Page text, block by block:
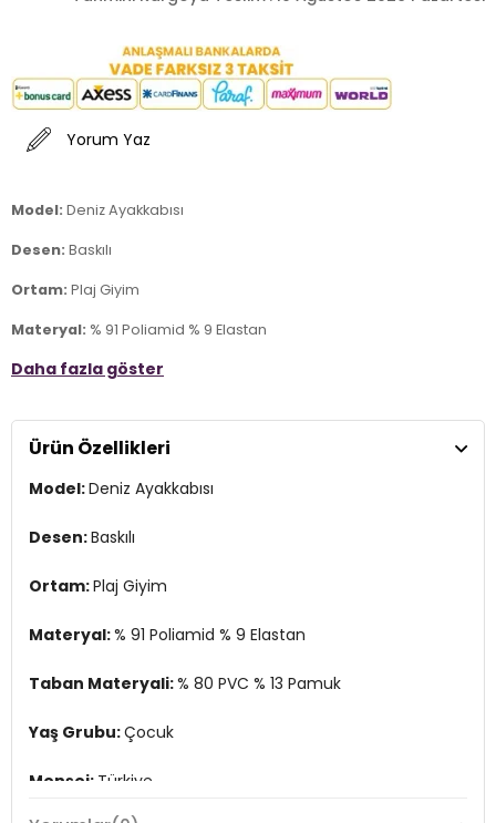
Yorum Yaz
Model: Deniz Ayakkabısı
Desen: Baskılı
Ortam: Plaj Giyim
Materyal: % 91 Poliamid % 9 Elastan
Taban Materyali:% 80 PVC % 13 Pamuk
Menşei: Türkiye
Detaylar:-Islak ve kuru zeminde yer tutuş sağlayan özel taban -
kuruyan kumaş -Hafif, esnek ve çok rahat -Giyme ve çıkarma
kolaylığı
Daha fazla göster
Ürün Özellikleri
Model:Deniz Ayakkabısı
Desen:Baskılı
Ortam:Plaj Giyim
Materyal:% 91 Poliamid % 9 Elastan
Taban Materyali:% 80 PVC % 13 Pamuk
Yaş Grubu:Çocuk
Menşei: Türkiye